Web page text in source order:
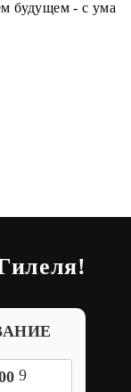
будущем - с ума
9